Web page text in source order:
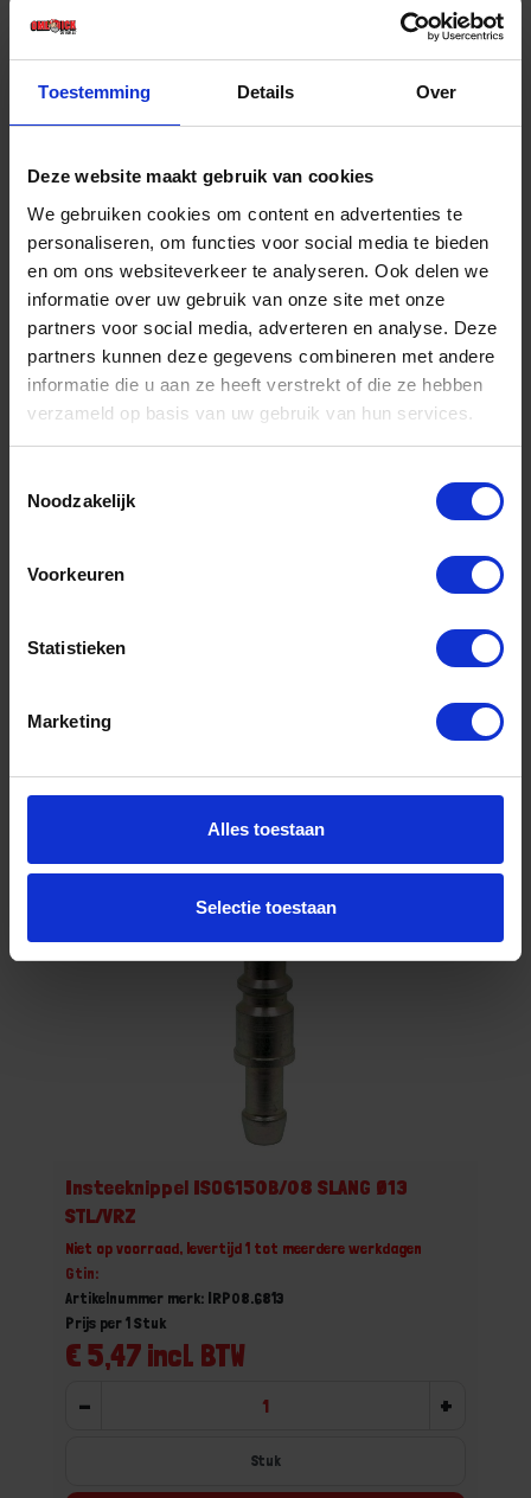
Toestemming Details Over
Deze website maakt gebruik van cookies
We gebruiken cookies om content en advertenties te
personaliseren, om functies voor social media te bieden
en om ons websiteverkeer te analyseren. Ook delen we
informatie over uw gebruik van onze site met onze
partners voor social media, adverteren en analyse. Deze
partners kunnen deze gegevens combineren met andere
informatie die u aan ze heeft verstrekt of die ze hebben
verzameld op basis van uw gebruik van hun services.
Noodzakelijk
Voorkeuren
Statistieken
Marketing
Alles toestaan
Selectie toestaan
€ 4,85 incl. BTW
-
Bestel nu!
Niet op voorraad, levertijd 1 tot meerdere werkdagen
Prijs per 1 Stuk
+
Stuk
Insteeknippel ISO6150B/08 SLANG Ø13
STL/VRZ
Niet op voorraad, levertijd 1 tot meerdere werkdagen
Gtin:
Artikelnummer merk: IRP08.6813
€ 5,47 incl. BTW
Prijs per 1 Stuk
- +
Stuk